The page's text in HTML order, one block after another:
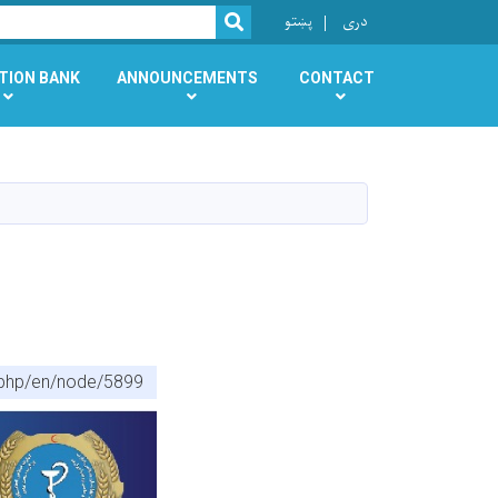
SEARCH
پښتو دری
BANK ANNOUNCEMENTS CONTACT
en/node/5899